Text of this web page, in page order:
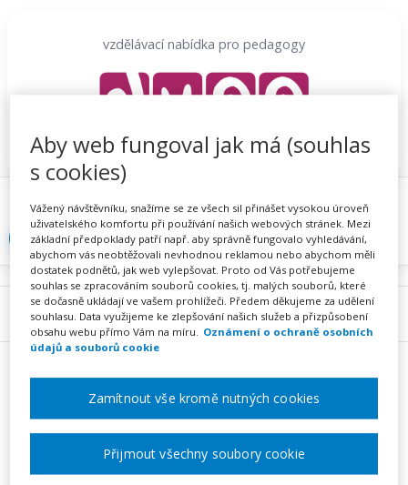
vzdělávací nabídka pro pedagogy
Proč se registrovat Hlídací sojka
Registrace
Přihlásit
Požadovaná akce nebyla nalezena.
Menu
Aby web fungoval jak má (souhlas
s cookies)
Vážený návštěvníku, snažíme se ze všech sil přinášet vysokou úroveň
uživatelského komfortu při používání našich webových stránek. Mezi
základní předpoklady patří např. aby správně fungovalo vyhledávání,
abychom vás neobtěžovali nevhodnou reklamou nebo abychom měli
dostatek podnětů, jak web vylepšovat. Proto od Vás potřebujeme
souhlas se zpracováním souborů cookies, tj. malých souborů, které
se dočasně ukládají ve vašem prohlížeči. Předem děkujeme za udělení
souhlasu. Data využijeme ke zlepšování našich služeb a přizpůsobení
obsahu webu přímo Vám na míru. Oznámení o ochraně osobních
údajů a souborů cookie
Zamítnout vše kromě nutných cookies
Přijmout všechny soubory cookie